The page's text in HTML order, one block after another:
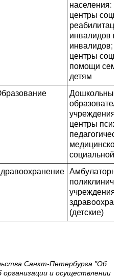
населения:
центры
инвалидов и
инвалидов;
центры
помощи
детям
Дошкольные
учреждения;
центры
медицинской
социальной
учреждения
(детские)
Санкт-Петербурга "Об
и осуществлении